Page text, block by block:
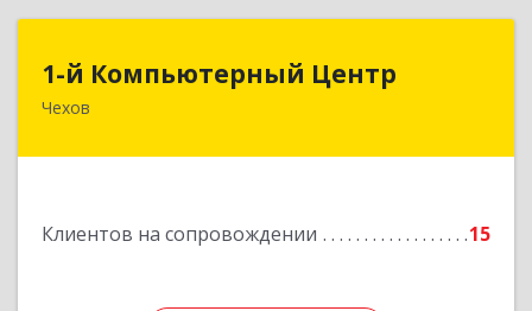
1-й Компьютерный Центр
Чехов
Клиентов на сопровождении 15
1-й Компьютерный Центр
142306, Московская обл, Чеховский р-н, Чехов